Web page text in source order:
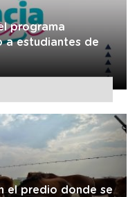
programa
a estudiantes de
el predio donde se